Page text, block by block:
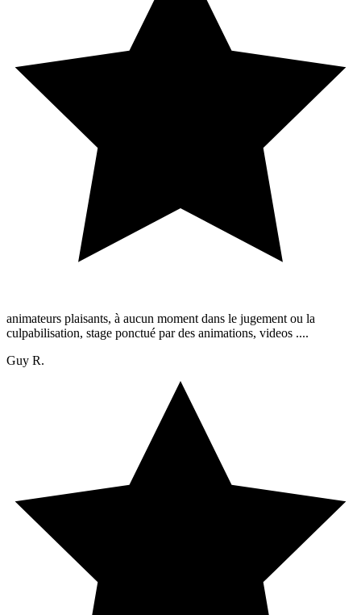
animateurs plaisants, à aucun moment dans le jugement ou la
culpabilisation, stage ponctué par des animations, videos ....
Guy R.